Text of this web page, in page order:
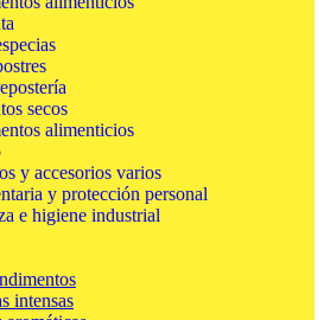
secos
alimenticios
y accesorios varios
y protección personal
e higiene industrial
intensas